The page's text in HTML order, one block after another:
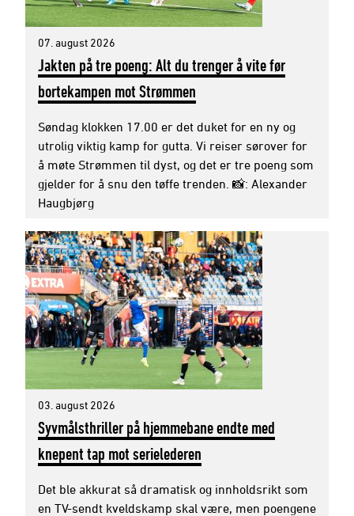
07. august 2026
Jakten på tre poeng: Alt du trenger å vite før
bortekampen mot Strømmen
Søndag klokken 17.00 er det duket for en ny og
utrolig viktig kamp for gutta. Vi reiser sørover for
å møte Strømmen til dyst, og det er tre poeng som
gjelder for å snu den tøffe trenden. 📸: Alexander
Haugbjørg
03. august 2026
Syvmålsthriller på hjemmebane endte med
knepent tap mot serielederen
Det ble akkurat så dramatisk og innholdsrikt som
en TV-sendt kveldskamp skal være, men poengene